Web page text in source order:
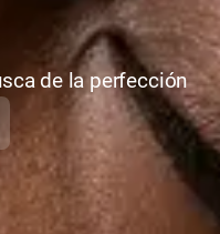
de la perfección